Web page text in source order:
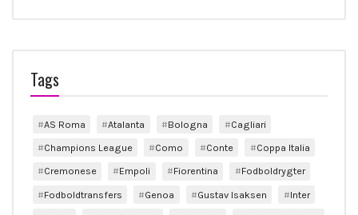
Tags
AS Roma Atalanta Bologna
Cagliari
Champions League
Como Conte
Coppa Italia
Cremonese
Empoli Fiorentina
Fodboldrygter
Fodboldtransfers
Genoa Gustav Isaksen
Inter